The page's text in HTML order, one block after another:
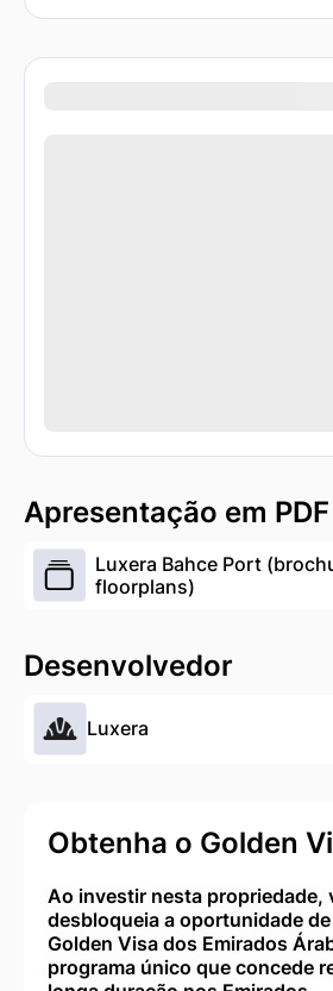
Apresentação em PDF
Luxera Bahce Port
floorplans)
Desenvolvedor
Luxera
Obtenha o Golden
Ao investir nesta propriedade,
desbloqueia a oportunidade
Golden Visa dos Emirados
programa único que concede